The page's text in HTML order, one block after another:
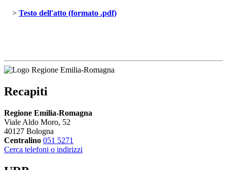
> Testo dell'atto (formato .pdf)
Recapiti
Regione Emilia-Romagna
Viale Aldo Moro, 52
40127 Bologna
Centralino 051 5271
Cerca telefoni o indirizzi